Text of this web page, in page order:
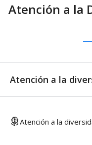
Atención a la
Atención a la
Atención a la